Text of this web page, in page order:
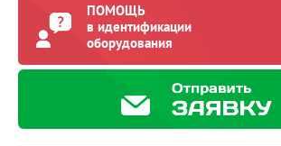
ПОМОЩЬ
в идентификации
оборудования